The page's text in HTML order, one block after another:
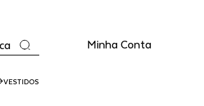
Minha Conta
VESTIDOS